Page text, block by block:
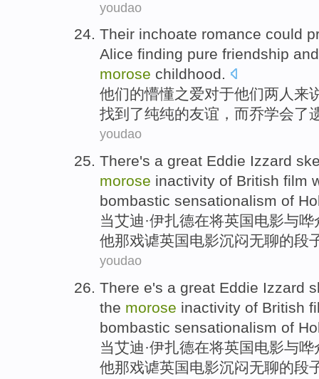
youdao
Their inchoate romance could
Alice finding pure friendship and
morose childhood.
他们的懵懂之爱对于他们两人来
找到 了纯纯的友谊 ， 而乔学会了
youdao
There's a great Eddie Izzard
morose inactivity of British film
bombastic sensationalism of
当艾迪·伊扎德在将英国电影与哗
他那戏谑英国电影沉闷无聊的段
youdao
There e's a great Eddie Izzard
the morose inactivity of British
bombastic sensationalism of
当艾迪·伊扎德在将英国电影与哗
他那戏谑英国电影沉闷无聊的段